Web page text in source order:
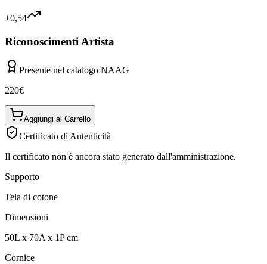
+0,54
Riconoscimenti Artista
Presente nel catalogo NAAG
220€
Aggiungi al Carrello
Certificato di Autenticità
Il certificato non è ancora stato generato dall'amministrazione.
Supporto
Tela di cotone
Dimensioni
50L x 70A x 1Pcm
Cornice